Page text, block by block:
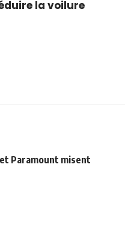
la voilure
Paramount misent